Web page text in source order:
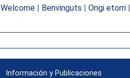
Welcome| Benvinguts | Ongi etorri|
Información y Publicaciones